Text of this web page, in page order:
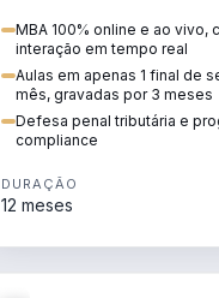
tributários e auditoria.
MBA 100% online e ao vivo,
interação em tempo real
Aulas em apenas 1 final de
mês, gravadas por 3 meses
Defesa penal tributária e
compliance
DURAÇÃO
12 meses